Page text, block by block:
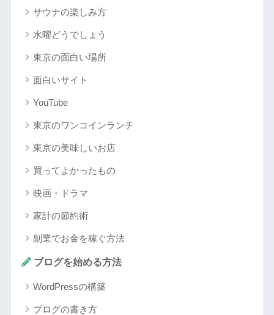
サウナの楽しみ方
水曜どうでしょう
東京の面白い場所
面白いサイト
YouTube
東京のワンコインランチ
東京の美味しいお店
買ってよかったもの
映画・ドラマ
家計の節約術
副業でお金を稼ぐ方法
ブログを始める方法
WordPressの構築
ブログの書き方